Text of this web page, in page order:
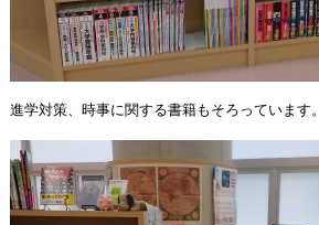
進学対策、時事に関する書籍もそろっています。